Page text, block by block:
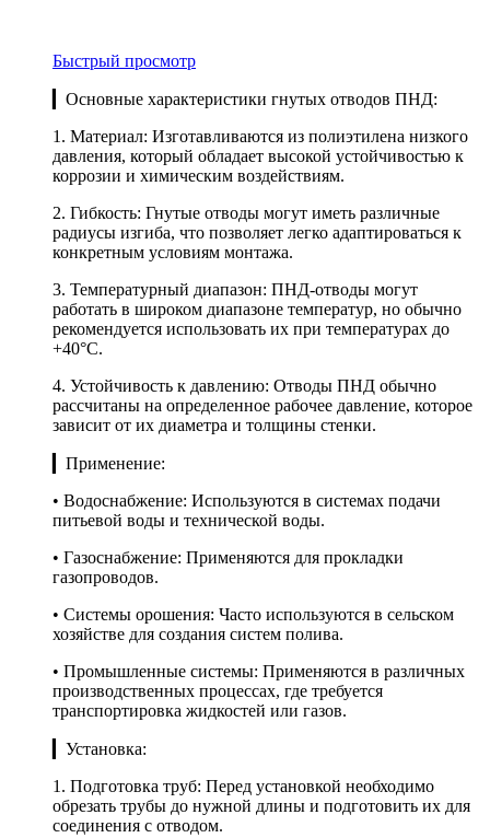
Быстрый просмотр
▎Основные характеристики гнутых отводов ПНД:
1. Материал: Изготавливаются из полиэтилена низкого
давления, который обладает высокой устойчивостью к
коррозии и химическим воздействиям.
2. Гибкость: Гнутые отводы могут иметь различные
радиусы изгиба, что позволяет легко адаптироваться к
конкретным условиям монтажа.
3. Температурный диапазон: ПНД-отводы могут
работать в широком диапазоне температур, но обычно
рекомендуется использовать их при температурах до
+40°C.
4. Устойчивость к давлению: Отводы ПНД обычно
рассчитаны на определенное рабочее давление, которое
зависит от их диаметра и толщины стенки.
▎Применение:
• Водоснабжение: Используются в системах подачи
питьевой воды и технической воды.
• Газоснабжение: Применяются для прокладки
газопроводов.
• Системы орошения: Часто используются в сельском
хозяйстве для создания систем полива.
• Промышленные системы: Применяются в различных
производственных процессах, где требуется
транспортировка жидкостей или газов.
▎Установка:
1. Подготовка труб: Перед установкой необходимо
обрезать трубы до нужной длины и подготовить их для
соединения с отводом.